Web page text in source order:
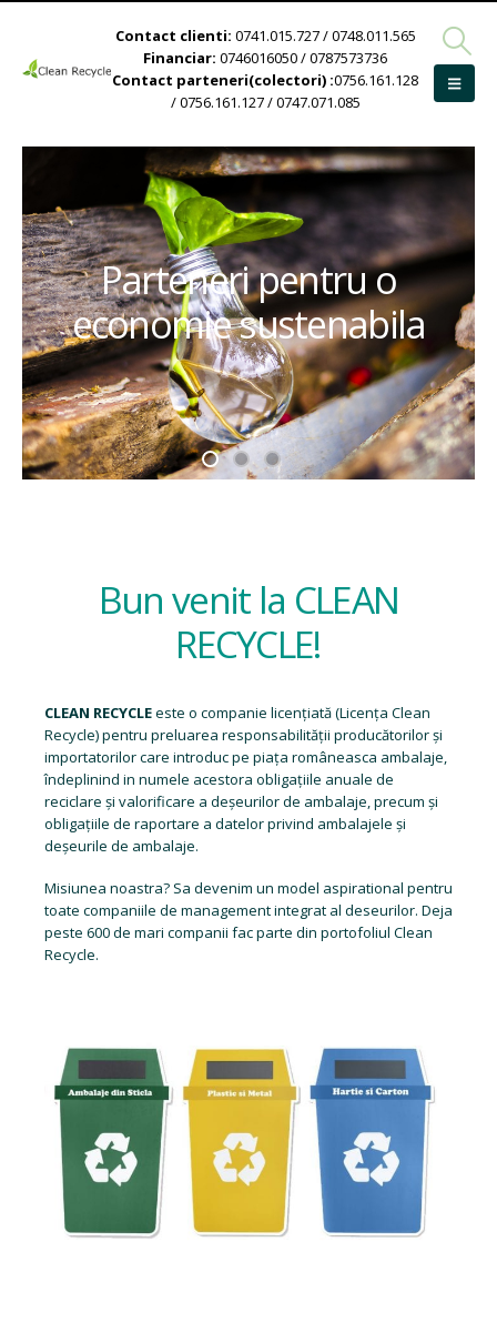
Contact clienti: 0741.015.727 / 0748.011.565
Financiar: 0746016050 / 0787573736
Contact parteneri(colectori) :0756.161.128
/ 0756.161.127 / 0747.071.085
Parteneri pentru o
economie sustenabila
Bun venit la CLEAN
RECYCLE!
CLEAN RECYCLEeste o companie licențiată (Licența Clean
Recycle) pentru preluarea responsabilității producătorilor și
importatorilor care introduc pe piața româneasca ambalaje,
îndeplinind in numele acestora obligațiile anuale de
reciclare și valorificare a deșeurilor de ambalaje, precum și
obligațiile de raportare a datelor privind ambalajele și
deșeurile de ambalaje.
Misiunea noastra? Sa devenim un model aspirational pentru
toate companiile de management integrat al deseurilor. Deja
peste 600 de mari companii fac parte din portofoliul Clean
Recycle.